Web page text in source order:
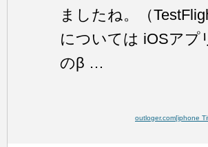
ましたね。（
については iOSアプ
のβ …
outloger.com[iphone